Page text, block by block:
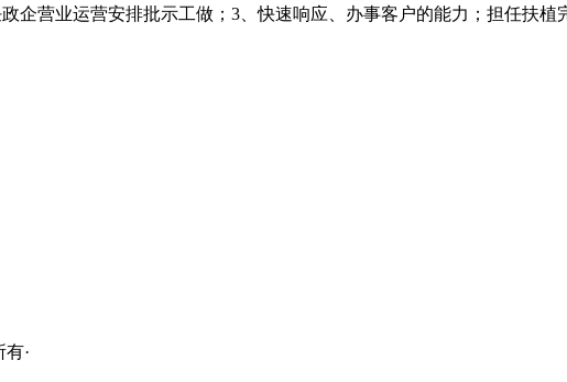
企营业运营安排批示工做；3、快速响应、办事客户的能力；担任扶植
有·